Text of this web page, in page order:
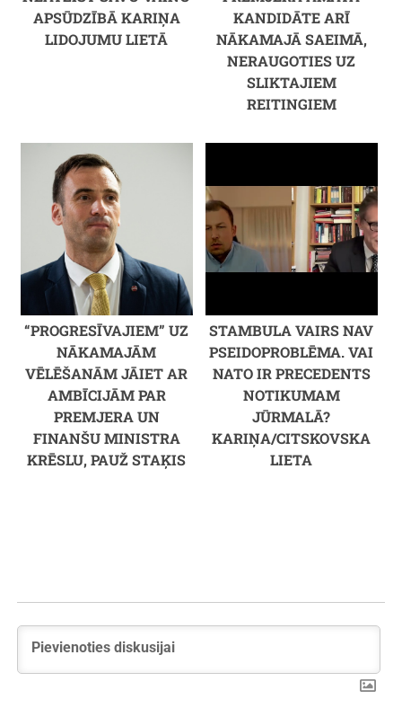
APSŪDZĪBĀ KARIŅA
LIDOJUMU LIETĀ
KANDIDĀTE ARĪ
NĀKAMAJĀ SAEIMĀ,
NERAUGOTIES UZ
SLIKTAJIEM
REITINGIEM
“PROGRESĪVAJIEM” UZ
NĀKAMAJĀM
VĒLĒŠANĀM JĀIET AR
AMBĪCIJĀM PAR
PREMJERA UN
FINANŠU MINISTRA
KRĒSLU, PAUŽ STAĶIS
STAMBULA VAIRS NAV
PSEIDOPROBLĒMA. VAI
NATO IR PRECEDENTS
NOTIKUMAM
JŪRMALĀ?
KARIŅA/CITSKOVSKA
LIETA